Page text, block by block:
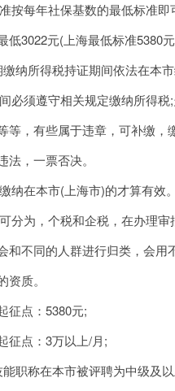
按每年社保基数的最低标准即
低3022元(上海最低标准5380元)
纳所得税持证期间依法在本市
必须遵守相关规定缴纳所得税
等，有些属于违章，可补缴，
法，一票否决。
纳在本市(上海市)的才算有效。
分为，个税和企税，在办理审
和不同的人群进行归类，会用
资质。
征点：5380元;
征点：3万以上/月;
职称在本市被评聘为中级及